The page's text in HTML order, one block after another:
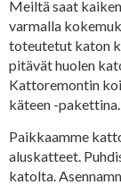
Meiltä saat
varmalla
toteutetut katon
pitävät huolen
Kattoremontin
käteen -pakettina.
Paikkaamme
aluskatteet.
katolta.